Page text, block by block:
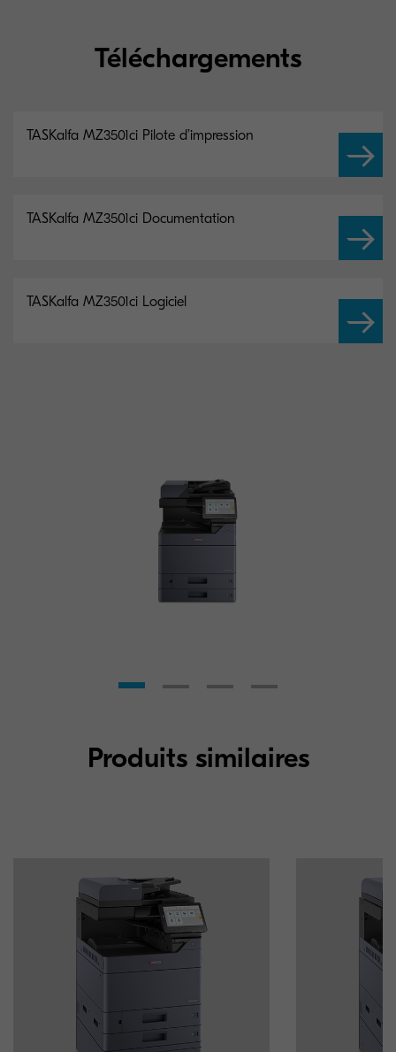
Téléchargements
TASKalfa MZ3501ci Pilote d’impression
TASKalfa MZ3501ci Documentation
TASKalfa MZ3501ci Logiciel
Produits similaires